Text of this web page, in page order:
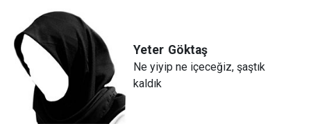
Yeter Göktaş
Ne yiyip ne içeceğiz, şaştık
kaldık